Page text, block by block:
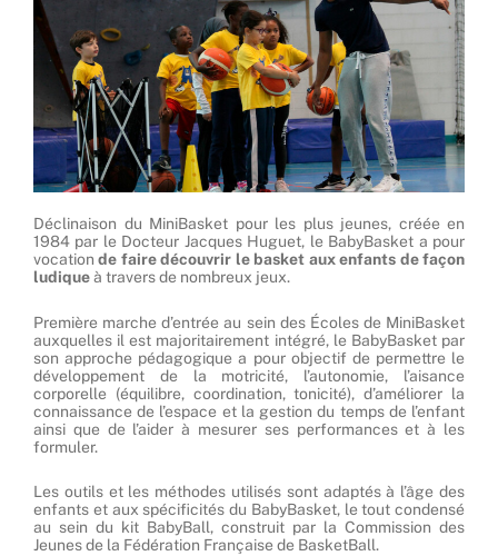
Déclinaison du MiniBasket pour les plus jeunes, créée en
1984 par le Docteur Jacques Huguet, le BabyBasket a pour
vocationde faire découvrir le basket aux enfants de façon
ludiqueà travers de nombreux jeux.
Première marche d’entrée au sein des Écoles de MiniBasket
auxquelles il est majoritairement intégré, le BabyBasket par
son approche pédagogique a pour objectif de permettre le
développement de la motricité, l’autonomie, l’aisance
corporelle (équilibre, coordination, tonicité), d’améliorer la
connaissance de l’espace et la gestion du temps de l’enfant
ainsi que de l’aider à mesurer ses performances et à les
formuler.
Les outils et les méthodes utilisés sont adaptés à l’âge des
enfants et aux spécificités du BabyBasket, le tout condensé
au sein du kit BabyBall, construit par la Commission des
Jeunes de la Fédération Française de BasketBall.